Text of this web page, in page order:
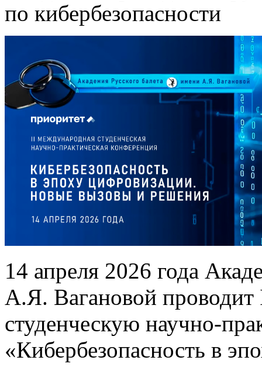
по кибербезопасности
14 апреля 2026 года
А.Я. Вагановой
студенческую научно-
«Кибербезопасность в